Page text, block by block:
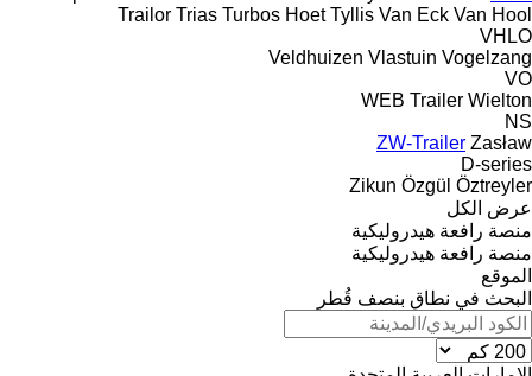
Trailor Trias Turbos Hoet Tyllis Van Eck Van Hool
VHLO
Veldhuizen Vlastuin Vogelzang
VO
WEB Trailer Wielton
NS
ZW-Trailer Zasław
D-series
Zikun Özgül Öztreyler
عرض الكل
منصة رافعة هيدروليكية
منصة رافعة هيدروليكية
الموقع
البحث في نطاق بنصف قُطر